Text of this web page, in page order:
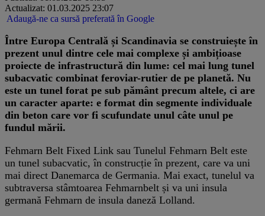
Actualizat: 01.03.2025 23:07
Adaugă-ne ca sursă preferată în Google
Între Europa Centrală și Scandinavia se construiește în
prezent unul dintre cele mai complexe și ambițioase
proiecte de infrastructură din lume: cel mai lung tunel
subacvatic combinat feroviar-rutier de pe planetă. Nu
este un tunel forat pe sub pământ precum altele, ci are
un caracter aparte: e format din segmente individuale
din beton care vor fi scufundate unul câte unul pe
fundul mării.
Fehmarn Belt Fixed Link sau Tunelul Fehmarn Belt este
un tunel subacvatic, în construcție în prezent, care va uni
mai direct Danemarca de Germania. Mai exact, tunelul va
subtraversa stâmtoarea Fehmarnbelt și va uni insula
germană Fehmarn de insula daneză Lolland.